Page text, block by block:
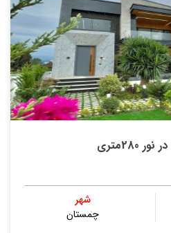
280متری
شهر
چمستان